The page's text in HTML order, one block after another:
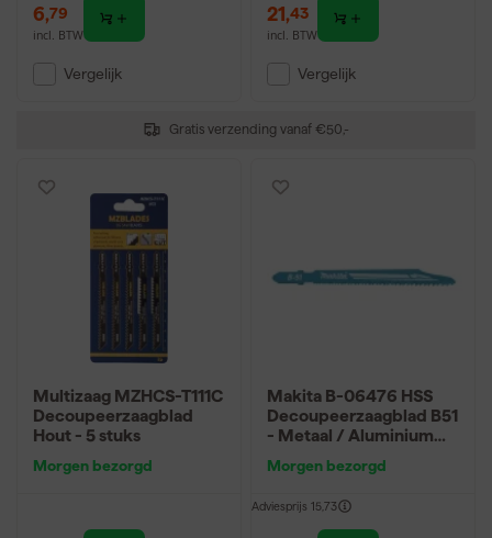
Gratis verzending vanaf €50,-
6,79
incl. BTW
Vergelijk
21,43
incl. BTW
Vergelijk
Multizaag MZHCS-T111C
Decoupeerzaagblad
Hout - 5 stuks
Morgen bezorgd
Makita B-06476 HSS
Decoupeerzaagblad B51
- Metaal / Aluminium
Morgen bezorgd
Adviesprijs 15,73